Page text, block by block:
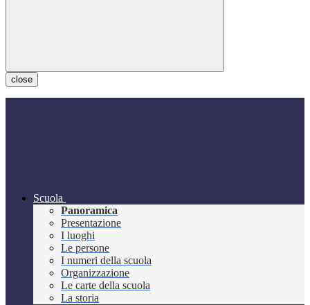
close
Scuola
Panoramica
Presentazione
I luoghi
Le persone
I numeri della scuola
Organizzazione
Le carte della scuola
La storia